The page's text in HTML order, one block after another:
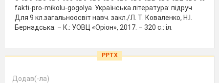
fakti-pro-mikolu-gogolya. Українська література: підруч.
Для 9 кл.загальноосвіт навч. закл./Л. Т. Коваленко, Н.І.
Бернадська. – К.: УОВЦ «Оріон», 2017. – 320 с.: іл.
PPTX
Додав(-ла)